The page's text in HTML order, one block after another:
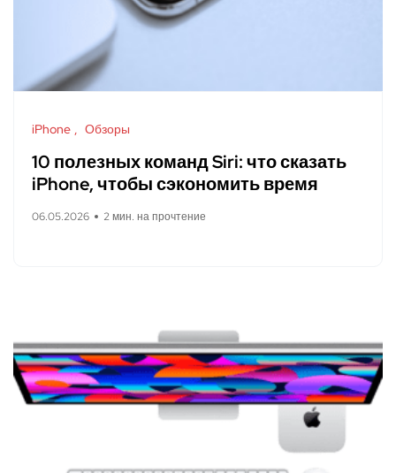
iPhone Обзоры
10 полезных команд Siri: что сказать
iPhone, чтобы сэкономить время
06.05.2026 2 мин. на прочтение